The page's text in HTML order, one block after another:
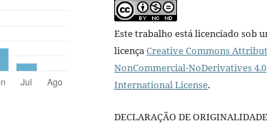
Este trabalho está licenciado sob
licençaCreative Commons
NonCommercial-NoDerivatives 4.0
International License.
DECLARAÇÃO DE